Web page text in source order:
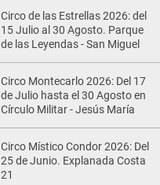
Circo de las Estrellas 2026: del
15 Julio al 30 Agosto. Parque
de las Leyendas - San Miguel
Circo Montecarlo 2026: Del 17
de Julio hasta el 30 Agosto en
Círculo Militar - Jesús María
Circo Místico Condor 2026: Del
25 de Junio. Explanada Costa
21